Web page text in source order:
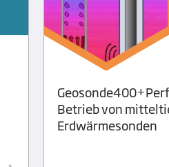
Betrieb von
Erdwärmesonden